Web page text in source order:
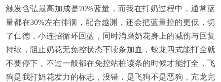
触发含弘最高加成是70%蓝量，而我在打奶过程中，通常蓝
量都在30%左右徘徊，配合越渊，还会把蓝量控的更低，切
了仁德，小连招循环回蓝，同时消磨奶花身上的减伤与回复
持续，阻止奶花无免控状态下读条加血，蛟龙四式能打全就
不要停下，不过一般都在免控站桩读条的时候才能打全，飞
狗是我打奶花发力的标志，没错，是飞狗不是恶狗，亢龙完